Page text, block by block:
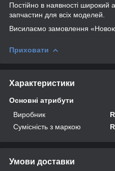
Постійно в наявності широкий
запчастин для всіх моделей.
Висилаємо замовлення
Приховати
Характеристики
Основні атрибути
Виробник
Сумісність з маркою
Умови доставки